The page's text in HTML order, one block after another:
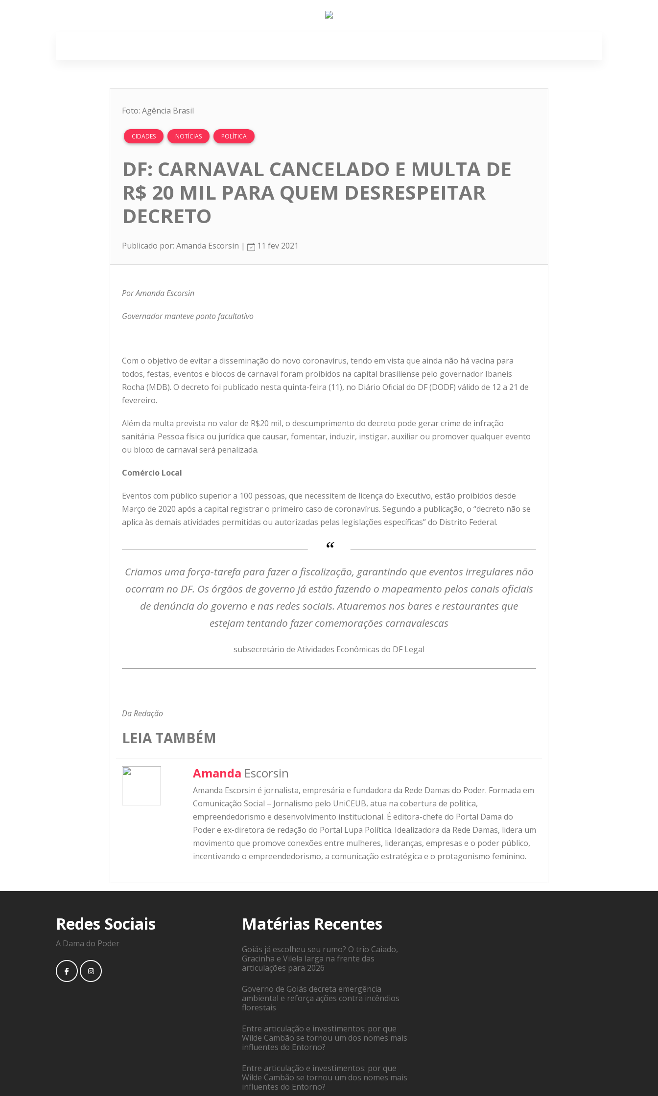
Foto: Agência Brasil
CIDADES NOTÍCIAS POLÍTICA
DF: CARNAVAL CANCELADO E MULTA DE
R$ 20 MIL PARA QUEM DESRESPEITAR
DECRETO
Publicado por: Amanda Escorsin | 11 fev 2021
Por Amanda Escorsin
Governador manteve ponto facultativo
Com o objetivo de evitar a disseminação do novo coronavírus, tendo em vista que ainda não há vacina para
todos, festas, eventos e blocos de carnaval foram proibidos na capital brasiliense pelo governador Ibaneis
Rocha (MDB). O decreto foi publicado nesta quinta-feira (11), no Diário Oficial do DF (DODF) válido de 12 a 21 de
fevereiro.
Além da multa prevista no valor de R$20 mil, o descumprimento do decreto pode gerar crime de infração
sanitária. Pessoa física ou jurídica que causar, fomentar, induzir, instigar, auxiliar ou promover qualquer evento
ou bloco de carnaval será penalizada.
Comércio Local
Eventos com público superior a 100 pessoas, que necessitem de licença do Executivo, estão proibidos desde
Março de 2020 após a capital registrar o primeiro caso de coronavírus. Segundo a publicação, o “decreto não se
aplica às demais atividades permitidas ou autorizadas pelas legislações específicas” do Distrito Federal.
Criamos uma força-tarefa para fazer a fiscalização, garantindo que eventos irregulares não
ocorram no DF. Os órgãos de governo já estão fazendo o mapeamento pelos canais oficiais
de denúncia do governo e nas redes sociais. Atuaremos nos bares e restaurantes que
estejam tentando fazer comemorações carnavalescas
subsecretário de Atividades Econômicas do DF Legal
Da Redação
LEIA TAMBÉM
Amanda Escorsin
Amanda Escorsin é jornalista, empresária e fundadora da Rede Damas do Poder. Formada em
Comunicação Social – Jornalismo pelo UniCEUB, atua na cobertura de política,
empreendedorismo e desenvolvimento institucional. É editora-chefe do Portal Dama do
Poder e ex-diretora de redação do Portal Lupa Política. Idealizadora da Rede Damas, lidera um
movimento que promove conexões entre mulheres, lideranças, empresas e o poder público,
incentivando o empreendedorismo, a comunicação estratégica e o protagonismo feminino.
Redes Sociais
A Dama do Poder
Matérias Recentes
Goiás já escolheu seu rumo? O trio Caiado,
Gracinha e Vilela larga na frente das
articulações para 2026
Governo de Goiás decreta emergência
ambiental e reforça ações contra incêndios
florestais
Entre articulação e investimentos: por que
Wilde Cambão se tornou um dos nomes mais
influentes do Entorno?
Entre articulação e investimentos: por que
Wilde Cambão se tornou um dos nomes mais
influentes do Entorno?